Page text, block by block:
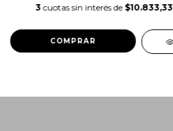
3 cuotas sin interés de $10.833,33
COMPRAR